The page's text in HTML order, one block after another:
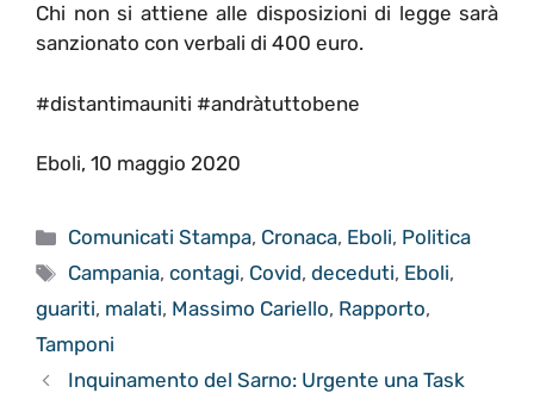
Chi non si attiene alle disposizioni di legge sarà
sanzionato con verbali di 400 euro.
#distantimauniti #andràtuttobene
Eboli, 10 maggio 2020
Categorie
Comunicati Stampa, Cronaca, Eboli, Politica
Tag
Campania,contagi, Covid,deceduti, Eboli,
guariti, malati, Massimo Cariello, Rapporto,
Tamponi
Inquinamento del Sarno: Urgente una Task